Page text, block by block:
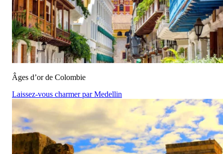
Âges d’or de Colombie
Laissez-vous charmer par Medellin